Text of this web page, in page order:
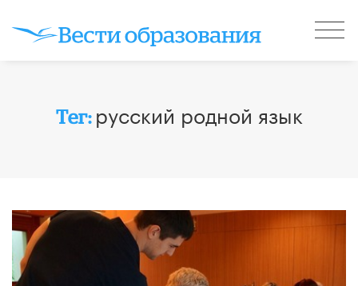
Тег: русский родной язык